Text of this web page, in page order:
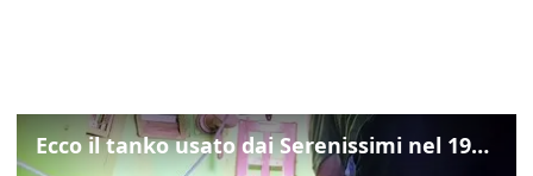
Ecco il tanko usato dai Serenissimi nel 1997 per il blitz a San Marco